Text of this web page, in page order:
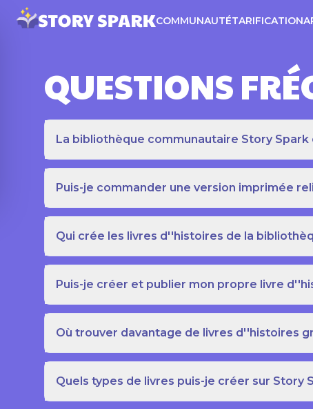
COMMUNAUTÉTARIFICATION
QUESTIONS
La bibliothèque communautaire Story
Puis-je commander une version imprimée
Qui crée les livres d''histoires de la
Puis-je créer et publier mon propre livre
Où trouver davantage de livres d''histoires
Quels types de livres puis-je créer sur Story